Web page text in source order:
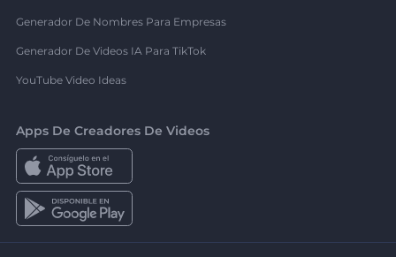
Generador De Nombres Para Empresas
Generador De Videos IA Para TikTok
YouTube Video Ideas
Apps De Creadores De Videos